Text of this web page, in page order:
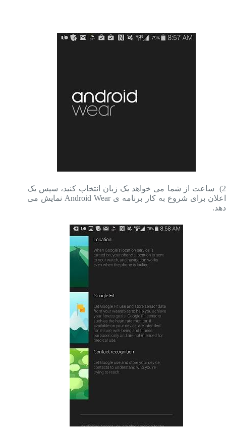
2) ساعت از شما می خواهد یک زبان انتخاب کنید، سپس یک
اعلان برای شروع به کار برنامه ی Android Wear نمایش می
دهد.